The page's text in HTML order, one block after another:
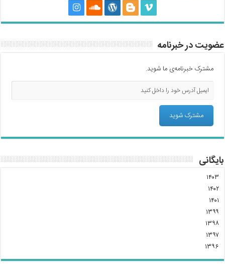
عضویت در خبرنامه
مشترک خبرنامه‌ی ما شوید.
بایگانی
۱۴۰۳
۱۴۰۲
۱۴۰۱
۱۳۹۹
۱۳۹۸
۱۳۹۷
۱۳۹۶